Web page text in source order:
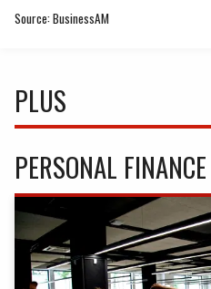
Source: BusinessAM
PLUS
PERSONAL FINANCE